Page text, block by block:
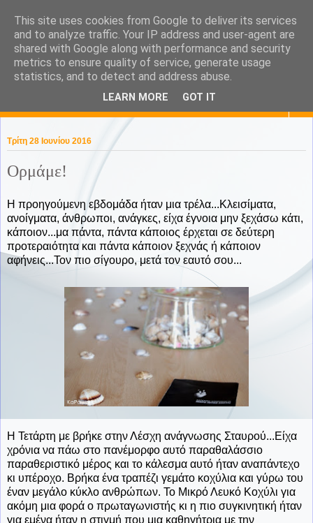
KaPa. Me without you...tea
without a biscuit!
Τρίτη 28 Ιουνίου 2016
Ορμάμε!
Η προηγούμενη εβδομάδα ήταν μια τρέλα...Κλεισίματα,
ανοίγματα, άνθρωποι, ανάγκες, είχα έγνοια μην ξεχάσω κάτι,
κάποιον...μα πάντα, πάντα κάποιος έρχεται σε δεύτερη
προτεραιότητα και πάντα κάποιον ξεχνάς ή κάποιον
αφήνεις...Τον πιο σίγουρο, μετά τον εαυτό σου...
Η Τετάρτη με βρήκε στην Λέσχη ανάγνωσης Σταυρού...Είχα
χρόνια να πάω στο πανέμορφο αυτό παραθαλάσσιο
παραθεριστικό μέρος και το κάλεσμα αυτό ήταν αναπάντεχο
κι υπέροχο. Βρήκα ένα τραπέζι γεμάτο κοχύλια και γύρω του
έναν μεγάλο κύκλο ανθρώπων. Το Μικρό Λευκό Κοχύλι για
ακόμη μια φορά ο πρωταγωνιστής κι η πιο συγκινητική ήταν
για εμένα ήταν η στιγμή που μια καθηγήτρια με την
This site uses cookies from Google to deliver its services
and to analyze traffic. Your IP address and user-agent are
shared with Google along with performance and security
metrics to ensure quality of service, generate usage
statistics, and to detect and address abuse.
LEARN MORE GOT IT